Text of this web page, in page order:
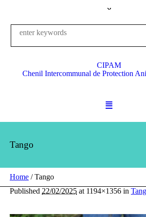
CIPAM
Chenil Intercommunal de Protection
Tango
Home /Tango
Published 22/02/2025 at 1194×1356 in